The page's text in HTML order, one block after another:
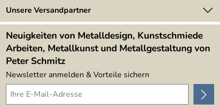
Newsletter
Lieferbedingungen
Kundenbewertungen (394)
4,9/5
Unsere Versandpartner
Neuigkeiten von Metalldesign, Kunstschmiede
Arbeiten, Metallkunst und Metallgestaltung von
Peter Schmitz
Newsletter anmelden & Vorteile sichern